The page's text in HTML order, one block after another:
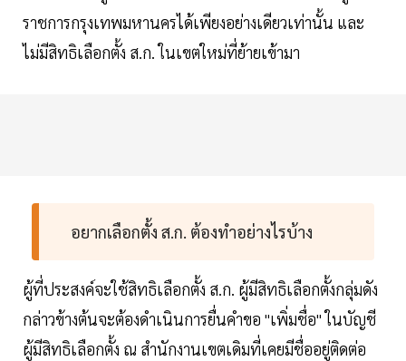
ราชการกรุงเทพมหานครได้เพียงอย่างเดียวเท่านั้น และ
ไม่มีสิทธิเลือกตั้ง ส.ก. ในเขตใหม่ที่ย้ายเข้ามา
อยากเลือกตั้ง ส.ก. ต้องทำอย่างไรบ้าง
ผู้ที่ประสงค์จะใช้สิทธิเลือกตั้ง ส.ก. ผู้มีสิทธิเลือกตั้งกลุ่มดัง
กล่าวข้างต้นจะต้องดำเนินการยื่นคำขอ "เพิ่มชื่อ" ในบัญชี
ผู้มีสิทธิเลือกตั้ง ณ สำนักงานเขตเดิมที่เคยมีชื่ออยู่ติดต่อ